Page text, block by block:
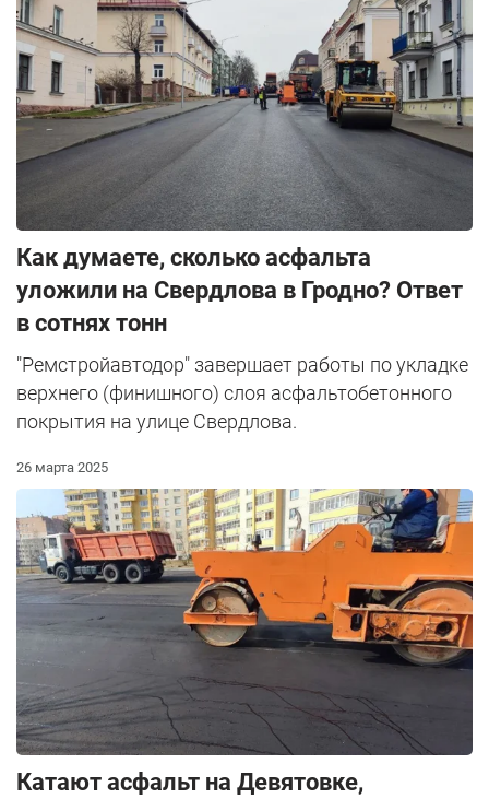
Как думаете, сколько асфальта
уложили на Свердлова в Гродно? Ответ
в сотнях тонн
"Ремстройавтодор" завершает работы по укладке
верхнего (финишного) слоя асфальтобетонного
покрытия на улице Свердлова.
26 марта 2025
Катают асфальт на Девятовке,